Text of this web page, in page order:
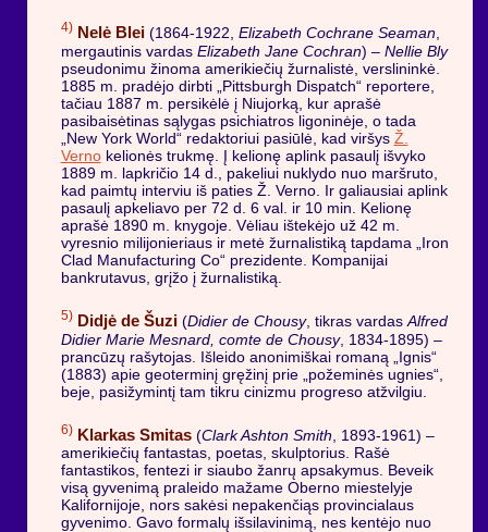
4) Nelė Blei(1864-1922, Elizabeth Cochrane Seaman,
mergautinis vardas Elizabeth Jane Cochran) – Nellie Bly
pseudonimu žinoma amerikiečių žurnalistė, verslininkė.
1885 m. pradėjo dirbti „Pittsburgh Dispatch“ reportere,
tačiau 1887 m. persikėlė į Niujorką, kur aprašė
pasibaisėtinas sąlygas psichiatros ligoninėje, o tada
„New York World“ redaktoriui pasiūlė, kad viršys Ž.
Vernokelionės trukmę. Į kelionę aplink pasaulį išvyko
1889 m. lapkričio 14 d., pakeliui nuklydo nuo maršruto,
kad paimtų interviu iš paties Ž. Verno. Ir galiausiai aplink
pasaulį apkeliavo per 72 d. 6 val. ir 10 min. Kelionę
aprašė 1890 m. knygoje. Vėliau ištekėjo už 42 m.
vyresnio milijonieriaus ir metė žurnalistiką tapdama „Iron
Clad Manufacturing Co“ prezidente. Kompanijai
bankrutavus, grįžo į žurnalistiką.
5) Didjė de Šuzi(Didier de Chousy, tikras vardas Alfred
Didier Marie Mesnard, comte de Chousy, 1834-1895) –
prancūzų rašytojas. Išleido anonimiškai romaną „Ignis“
(1883) apie geoterminį gręžinį prie „požeminės ugnies“,
beje, pasižymintį tam tikru cinizmu progreso atžvilgiu.
6) Klarkas Smitas(Clark Ashton Smith , 1893-1961) –
amerikiečių fantastas, poetas, skulptorius. Rašė
fantastikos, fentezi ir siaubo žanrų apsakymus. Beveik
visą gyvenimą praleido mažame Oberno miestelyje
Kalifornijoje, nors sakėsi nepakenčiąs provincialaus
gyvenimo. Gavo formalų išsilavinimą, nes kentėjo nuo